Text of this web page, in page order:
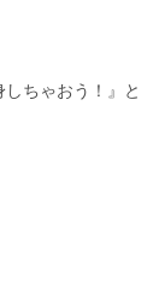
ちゃおう！』と